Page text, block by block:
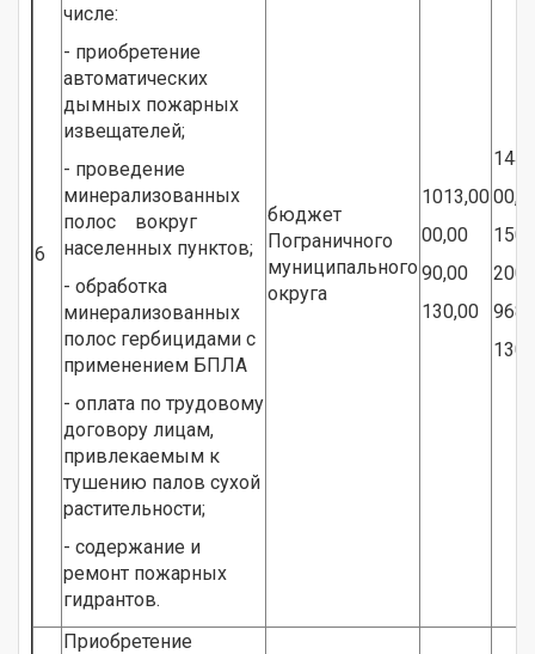
6
числе:
- приобретение
автоматических
дымных пожарных
извещателей;
- проведение
минерализованных
полос вокруг
населенных пунктов;
- обработка
минерализованных
полос гербицидами с
применением БПЛА
- оплата по трудовому
договору лицам,
привлекаемым к
тушению палов сухой
растительности;
- содержание и
ремонт пожарных
гидрантов.
бюджет
Пограничного
муниципального
округа
1013,00
00,00
90,00
130,00
Приобретение